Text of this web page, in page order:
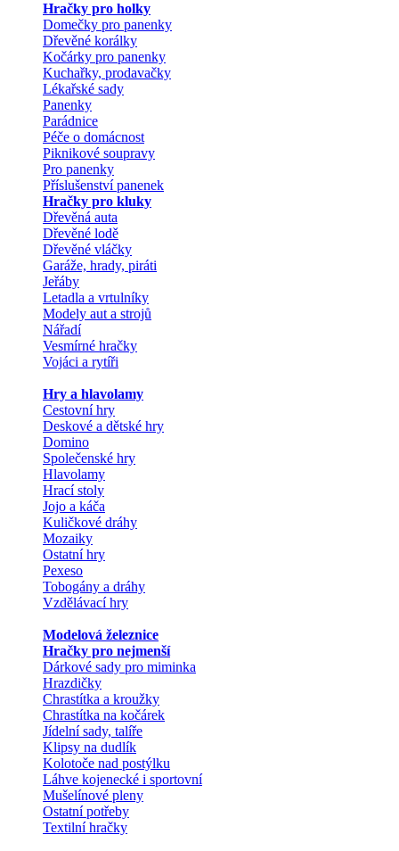
Hračky pro holky
Domečky pro panenky
Dřevěné korálky
Kočárky pro panenky
Kuchařky, prodavačky
Lékařské sady
Panenky
Parádnice
Péče o domácnost
Piknikové soupravy
Pro panenky
Příslušenství panenek
Hračky pro kluky
Dřevěná auta
Dřevěné lodě
Dřevěné vláčky
Garáže, hrady, piráti
Jeřáby
Letadla a vrtulníky
Modely aut a strojů
Nářadí
Vesmírné hračky
Vojáci a rytíři
Hry a hlavolamy
Cestovní hry
Deskové a dětské hry
Domino
Společenské hry
Hlavolamy
Hrací stoly
Jojo a káča
Kuličkové dráhy
Mozaiky
Ostatní hry
Pexeso
Tobogány a dráhy
Vzdělávací hry
Modelová železnice
Hračky pro nejmenší
Dárkové sady pro miminka
Hrazdičky
Chrastítka a kroužky
Chrastítka na kočárek
Jídelní sady, talíře
Klipsy na dudlík
Kolotoče nad postýlku
Láhve kojenecké i sportovní
Mušelínové pleny
Ostatní potřeby
Textilní hračky